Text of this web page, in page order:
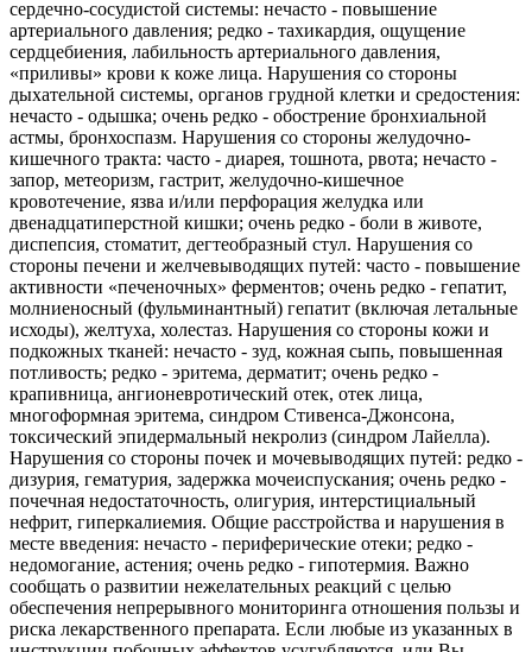
сердечно-сосудистой системы: нечасто - повышение
артериального давления; редко - тахикардия, ощущение
сердцебиения, лабильность артериального давления,
«приливы» крови к коже лица. Нарушения со стороны
дыхательной системы, органов грудной клетки и средостения:
нечасто - одышка; очень редко - обострение бронхиальной
астмы, бронхоспазм. Нарушения со стороны желудочно-
кишечного тракта: часто - диарея, тошнота, рвота; нечасто -
запор, метеоризм, гастрит, желудочно-кишечное
кровотечение, язва и/или перфорация желудка или
двенадцатиперстной кишки; очень редко - боли в животе,
диспепсия, стоматит, дегтеобразный стул. Нарушения со
стороны печени и желчевыводящих путей: часто - повышение
активности «печеночных» ферментов; очень редко - гепатит,
молниеносный (фульминантный) гепатит (включая летальные
исходы), желтуха, холестаз. Нарушения со стороны кожи и
подкожных тканей: нечасто - зуд, кожная сыпь, повышенная
потливость; редко - эритема, дерматит; очень редко -
крапивница, ангионевротический отек, отек лица,
многоформная эритема, синдром Стивенса-Джонсона,
токсический эпидермальный некролиз (синдром Лайелла).
Нарушения со стороны почек и мочевыводящих путей: редко -
дизурия, гематурия, задержка мочеиспускания; очень редко -
почечная недостаточность, олигурия, интерстициальный
нефрит, гиперкалиемия. Общие расстройства и нарушения в
месте введения: нечасто - периферические отеки; редко -
недомогание, астения; очень редко - гипотермия. Важно
сообщать о развитии нежелательных реакций с целью
обеспечения непрерывного мониторинга отношения пользы и
риска лекарственного препарата. Если любые из указанных в